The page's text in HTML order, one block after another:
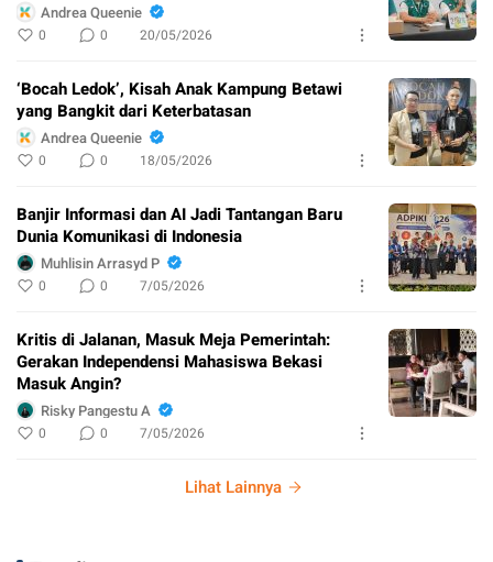
Andrea Queenie
0 0 20/05/2026
‘Bocah Ledok’, Kisah Anak Kampung Betawi
yang Bangkit dari Keterbatasan
Andrea Queenie
0 0 18/05/2026
Banjir Informasi dan AI Jadi Tantangan Baru
Dunia Komunikasi di Indonesia
Muhlisin Arrasyd P
0 0 7/05/2026
Kritis di Jalanan, Masuk Meja Pemerintah:
Gerakan Independensi Mahasiswa Bekasi
Masuk Angin?
Risky Pangestu A
0 0 7/05/2026
Lihat Lainnya